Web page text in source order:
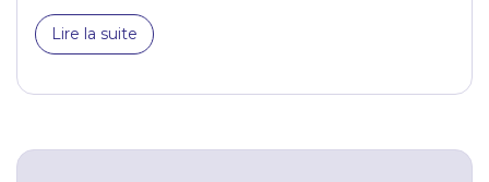
Lire la suite